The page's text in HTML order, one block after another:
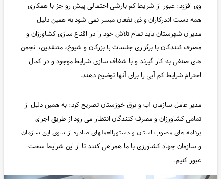
وی افزود: عبور از شرایط کم بارشی احتمالی پیش رو جز با همکاری
همه دست اندرکاران و ذی نفعان میسر نمی شود به همین دلیل
مدیران شهرستان باید تمام تلاش خود را در اقناع سازی کشاورزان و
مصرف کنندگان با برگزاری جلسات با بزرگان و شیوخ، متنفذین، انجمن
های صنفی به کار گیرند و با شفاف سازی شرایط موجود و در کمال
احترام شرایط کم آبی را برای آنها توضیح دهند.
مدیر عامل سازمان آب و برق خوزستان تصریح کرد: به همین دلیل از
تمامی کشاورزان و مصرف کنندگان انتظار می رود از طریق اجرای
برنامه های مصوب استان و دستورالعملهای صادره از سوی این سازمان
و سازمان جهاد کشاورزی با ما همراهی کنند تا از این شرایط سخت
عبور کنیم.